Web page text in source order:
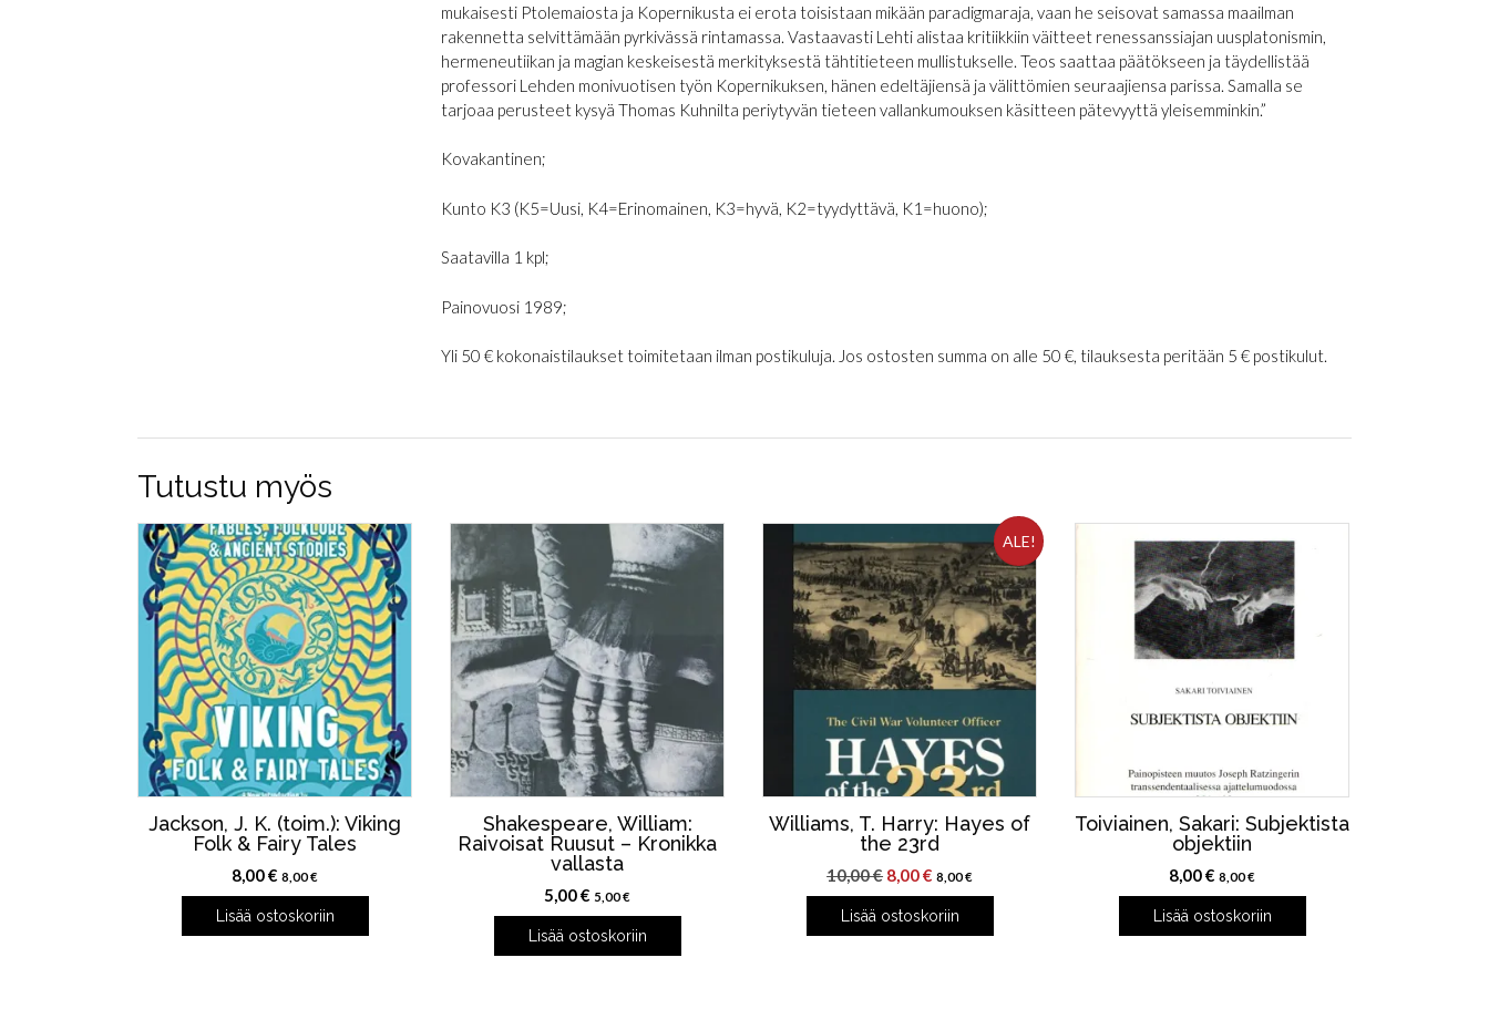
mukaisesti Ptolemaiosta ja Kopernikusta ei erota toisistaan mikään paradigmaraja, vaan he seisovat samassa maailman
rakennetta selvittämään pyrkivässä rintamassa. Vastaavasti Lehti alistaa kritiikkiin väitteet renessanssiajan uusplatonismin,
hermeneutiikan ja magian keskeisestä merkityksestä tähtitieteen mullistukselle. Teos saattaa päätökseen ja täydellistää
professori Lehden monivuotisen työn Kopernikuksen, hänen edeltäjiensä ja välittömien seuraajiensa parissa. Samalla se
tarjoaa perusteet kysyä Thomas Kuhnilta periytyvän tieteen vallankumouksen käsitteen pätevyyttä yleisemminkin.”
Kovakantinen;
Kunto K3 (K5=Uusi, K4=Erinomainen, K3=hyvä, K2=tyydyttävä, K1=huono);
Saatavilla 1 kpl;
Painovuosi 1989;
Yli 50 € kokonaistilaukset toimitetaan ilman postikuluja. Jos ostosten summa on alle 50 €, tilauksesta peritään 5 € postikulut.
Tutustu myös
Jackson, J. K. (toim.): Viking
Folk & Fairy Tales
8,00€ 8,00€
Lisää ostoskoriin
Shakespeare, William:
Raivoisat Ruusut – Kronikka
vallasta
5,00€ 5,00€
Lisää ostoskoriin
ALE!
Williams, T. Harry: Hayes of
the 23rd
10,00€ Alkuperäinen
hinta
oli:
8,00€ Nykyinen
hinta
on:
8,00€
Lisää ostoskoriin
Toiviainen, Sakari: Subjektista
objektiin
8,00€ 8,00€
Lisää ostoskoriin